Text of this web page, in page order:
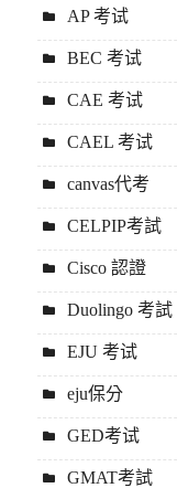
AP 考试
BEC 考试
CAE 考试
CAEL 考试
canvas代考
CELPIP考試
Cisco 認證
Duolingo 考試
EJU 考试
eju保分
GED考试
GMAT考試